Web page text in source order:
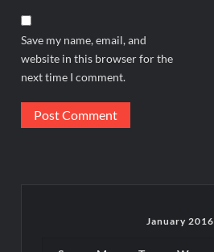
Save my name, email, and
website in this browser for the
next time I comment.
January 2016